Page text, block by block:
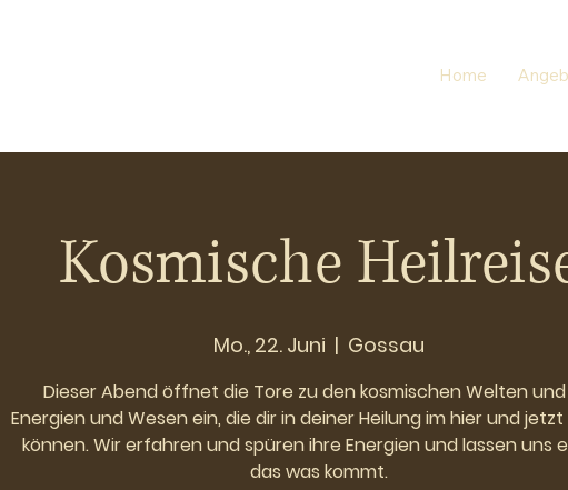
Home
Kosmische
Mo., 22. Juni
  |
Gossau
Dieser Abend öffnet die Tore zu den kosmischen Welten
Energien und Wesen ein, die dir in deiner Heilung im hier und
können. Wir erfahren und spüren ihre Energien und lassen uns
das was kommt.